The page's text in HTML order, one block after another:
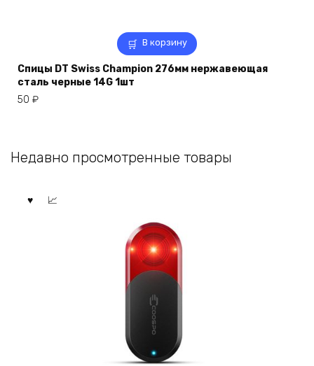
В корзину
Спицы DT Swiss Champion 276мм нержавеющая
сталь черные 14G 1шт
50 ₽
Недавно просмотренные товары